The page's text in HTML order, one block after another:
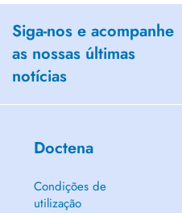
Siga-nos e acompanhe
as nossas últimas
notícias
Doctena
Condições de
utilização